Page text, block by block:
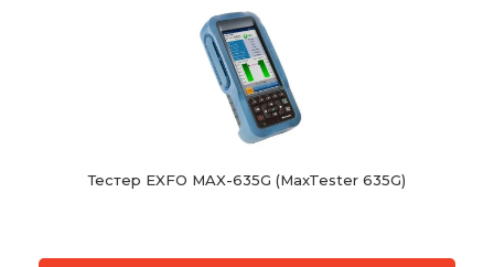
Тестер EXFO MAX-635G (MaxTester 635G)